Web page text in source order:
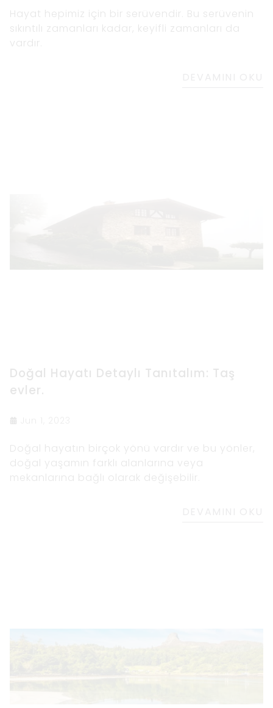
Hayat hepimiz için bir serüvendir. Bu serüvenin
sıkıntılı zamanları kadar, keyifli zamanları da
vardır.
Doğal Hayatı Detaylı Tanıtalım: Taş
evler.
Doğal hayatın birçok yönü vardır ve bu yönler,
doğal yaşamın farklı alanlarına veya
mekanlarına bağlı olarak değişebilir.